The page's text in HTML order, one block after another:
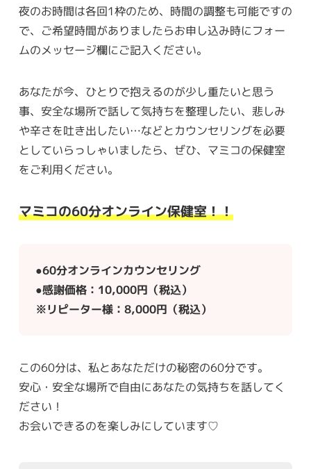
夜のお時間は各回1枠のため、時間の調整も可能ですの
で、ご希望時間がありましたらお申し込み時にフォー
ムのメッセージ欄にご記入ください。
あなたが今、ひとりで抱えるのが少し重たいと思う
事、安全な場所で話して気持ちを整理したい、悲しみ
や辛さを吐き出したい…などとカウンセリングを必要
としていらっしゃいましたら、ぜひ、マミコの保健室
をご利用ください。
マミコの60分オンライン保健室！！
●60分オンラインカウンセリング
●感謝価格：10,000円（税込）
※リピーター様：8,000円（税込）
この60分は、私とあなただけの秘密の60分です。
安心・安全な場所で自由にあなたの気持ちを話してく
ださい！
お会いできるのを楽しみにしています♡